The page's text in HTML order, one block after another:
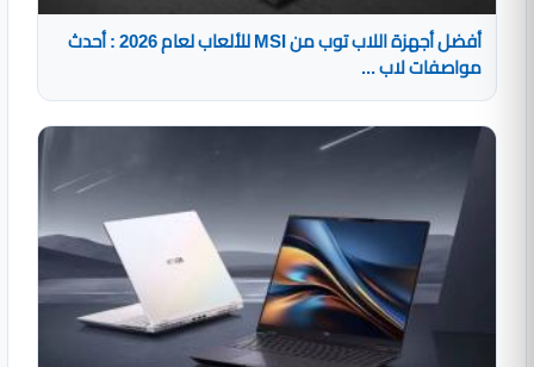
أفضل أجهزة اللاب توب من MSI للألعاب لعام 2026 : أحدث
مواصفات لاب ...